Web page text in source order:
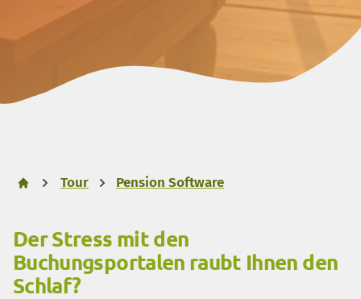
Tour Pension Software
Der Stress mit den
Buchungsportalen raubt Ihnen den
Schlaf?